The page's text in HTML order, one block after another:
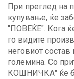
При преглед на
купување, ќе
"ПОВЕЌЕ". Кога
го видите
неговиот состав
големина. Со
КОШНИЧКА" ќе